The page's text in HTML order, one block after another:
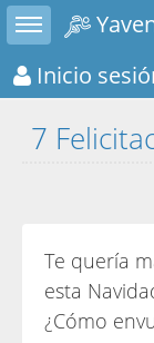
Toggle sidebar
Inicio
7
Te quería
esta
¿Cómo